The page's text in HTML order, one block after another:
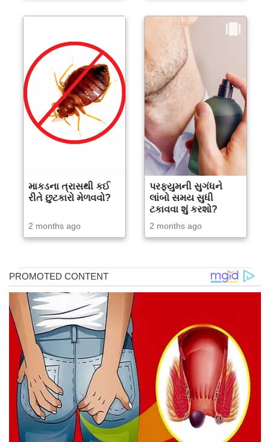
માકડના ત્રાસથી કઈ
રીતે છુટકારો મેળવવો?
2 months ago
પરફ્યુમની સુગંધને
લાંબો સમય સુધી
ટકાવવા શું કરશો?
2 months ago